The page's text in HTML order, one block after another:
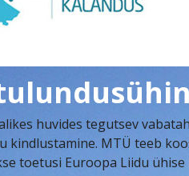
huvides tegutsev
MTÜ teeb
toetusi Euroopa Liidu